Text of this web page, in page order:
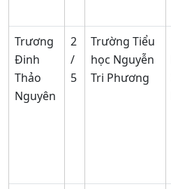
Trương
Đinh
Thảo
Nguyên
2
/
5
Trường Tiểu
học Nguyễn
Tri Phương